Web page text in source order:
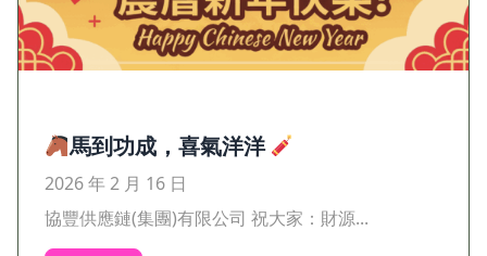
馬到功成，喜氣洋洋
2026 年 2 月 16 日
協豐供應鏈(集團)有限公司 祝大家：財源...